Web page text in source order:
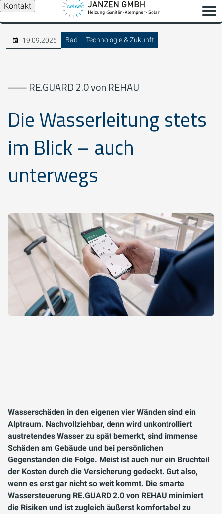
Kontakt
19.09.2025 Bad Technologie & Zukunft
⸺ RE.GUARD 2.0 von REHAU
Die Wasserleitung stets
im Blick – auch
unterwegs
Wasserschäden in den eigenen vier Wänden sind ein
Alptraum. Nachvollziehbar, denn wird unkontrolliert
austretendes Wasser zu spät bemerkt, sind immense
Schäden am Gebäude und bei persönlichen
Gegenständen die Folge. Meist ist auch nur ein Bruchteil
der Kosten durch die Versicherung gedeckt. Gut also,
wenn es erst gar nicht so weit kommt. Die smarte
Wassersteuerung RE.GUARD 2.0 von REHAU minimiert
die Risiken und ist zugleich äußerst komfortabel zu